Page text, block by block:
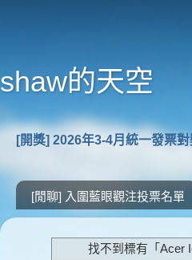
shaw的天空
[開獎] 2026年3-4月統一發票
[閒聊] 入圍藍眼觀注投票名單
找不到標有「Acer